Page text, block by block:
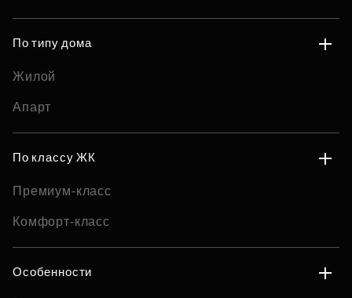
По типу дома
Жилой
Апарт
По классу ЖК
Премиум-класс
Комфорт-класс
Особенности